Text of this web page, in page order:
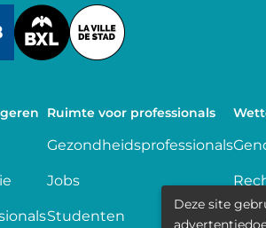
Image
Ruimte voor professionals
Gezondheidsprofessionals
Jobs
Studenten
Deze site